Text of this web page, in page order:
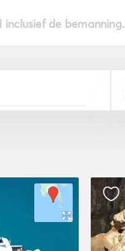
inclusief de bemanning.